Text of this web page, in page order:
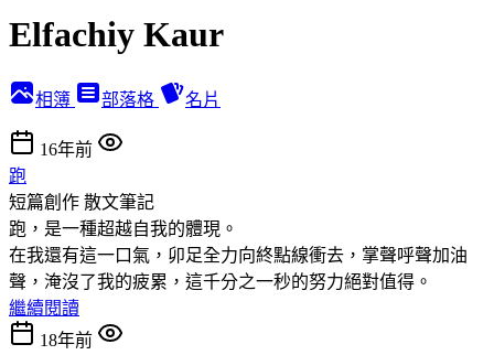
Elfachiy Kaur
相簿 部落格 名片
16年前
跑
短篇創作 散文筆記
跑，是一種超越自我的體現。
在我還有這一口氣，卯足全力向終點線衝去，掌聲呼聲加油
聲，淹沒了我的疲累，這千分之一秒的努力絕對值得。
繼續閱讀
18年前